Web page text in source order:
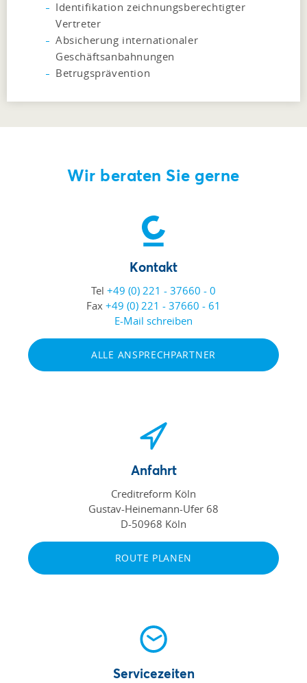
Identifikation zeichnungsberechtigter
Vertreter
Absicherung internationaler
Geschäftsanbahnungen
Betrugsprävention
Wir beraten Sie gerne
Kontakt
Tel +49 (0) 221 - 37660 - 0
Fax +49 (0) 221 - 37660 - 61
E-Mail schreiben
ALLE ANSPRECHPARTNER
Anfahrt
Creditreform Köln
Gustav-Heinemann-Ufer 68
D-50968 Köln
ROUTE PLANEN
Servicezeiten